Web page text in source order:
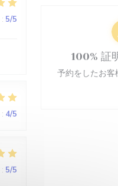
: 5/5
: 4/5
: 5/5
100% 証
予約をしたお客